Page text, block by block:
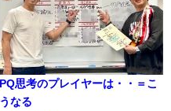
PQ思考のプレイヤーは・・＝こ
うなる